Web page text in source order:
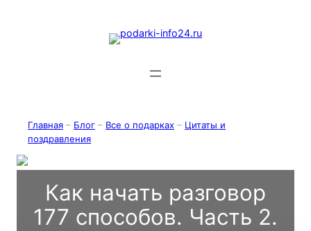
Главная – Блог – Все о подарках – Цитаты и
поздравления
Как начать разговор
177 способов. Часть 2.